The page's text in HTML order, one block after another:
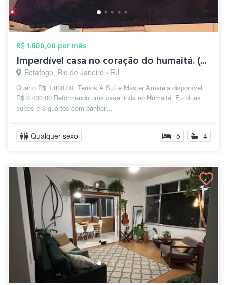
R$ 1.800,00 por mês
Imperdível casa no coração do humaitá. (...
Botafogo, Rio de Janeiro - RJ
Quarto R$ 1.800,00. Temos A Suíte Master Amarela disponível
R$ 2.400,00 Reformando uma casa linda no Humaitá. Fiz duas
suítes e 3 quartos com banheir...
Qualquer sexo 5 4